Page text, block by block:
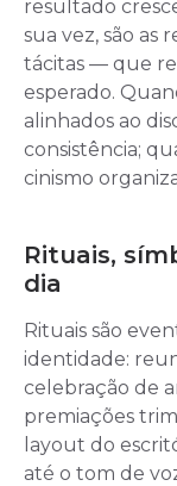
resultado
sua vez, são as
tácitas — que
esperado.
alinhados ao
consistência;
cinismo
Rituais,
dia
Rituais são
identidade:
celebração de
premiações
layout do
até o tom de